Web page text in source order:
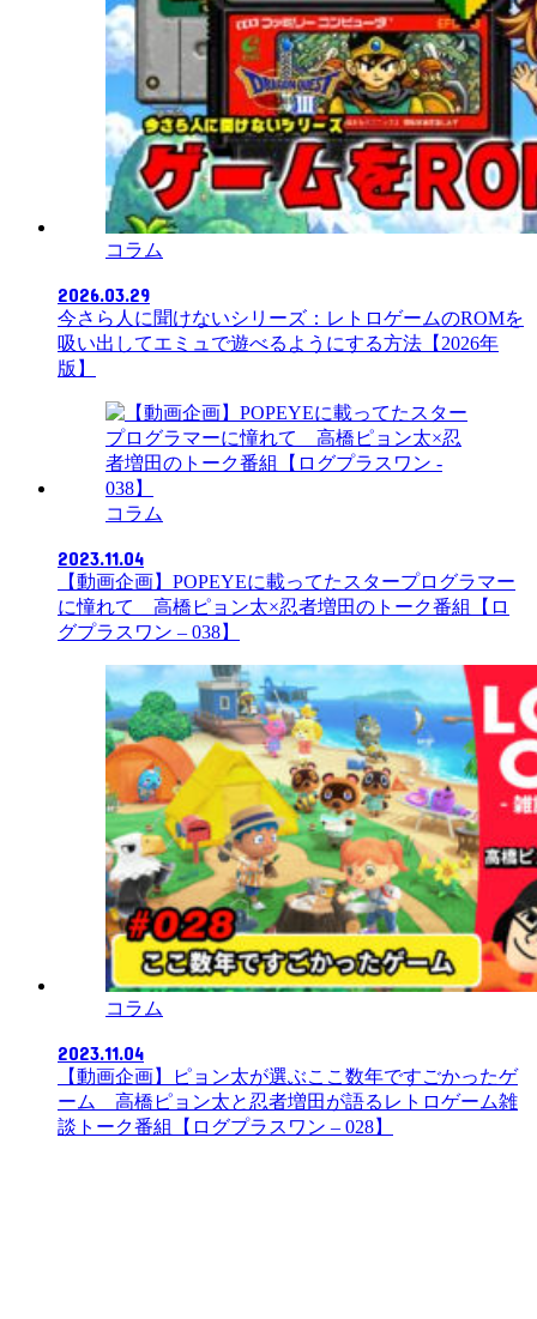
コラム
2026.03.29
今さら人に聞けないシリーズ：レトロゲームのROMを
吸い出してエミュで遊べるようにする方法【2026年
版】
コラム
2023.11.04
【動画企画】POPEYEに載ってたスタープログラマー
に憧れて 高橋ピョン太×忍者増田のトーク番組【ロ
グプラスワン – 038】
コラム
2023.11.04
【動画企画】ピョン太が選ぶここ数年ですごかったゲ
ーム 高橋ピョン太と忍者増田が語るレトロゲーム雑
談トーク番組【ログプラスワン – 028】